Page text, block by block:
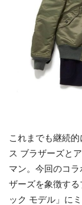
これまでも継続
ス ブラザーズと
マン。今回のコ
ザーズを象徴す
ック モデル」に